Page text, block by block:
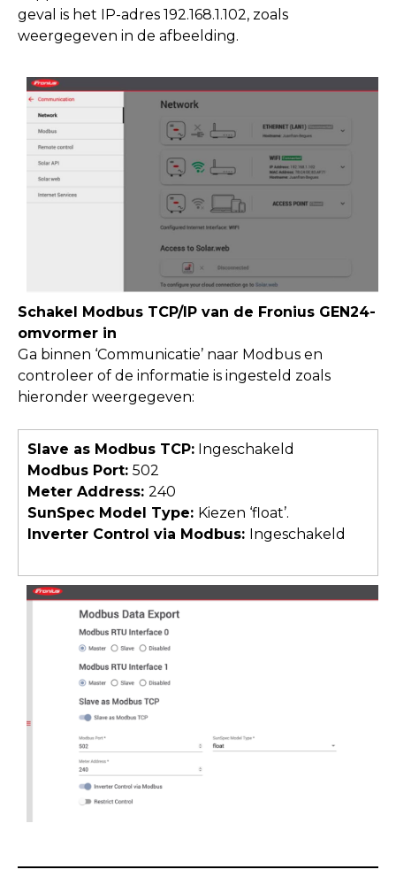
geval is het IP-adres 192.168.1.102, zoals
weergegeven in de afbeelding.
Schakel Modbus TCP/IP van de Fronius GEN24-
omvormer in
Ga binnen ‘Communicatie’ naar Modbus en
controleer of de informatie is ingesteld zoals
hieronder weergegeven:
Slave as Modbus TCP: Ingeschakeld
Modbus Port: 502
Meter Address: 240
SunSpec Model Type: Kiezen ‘float’.
Inverter Control via Modbus: Ingeschakeld